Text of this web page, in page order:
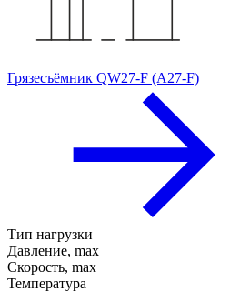
Грязесъёмник QW27-F (A27-F)
Тип нагрузки
Давление, max
Скорость, max
Температура